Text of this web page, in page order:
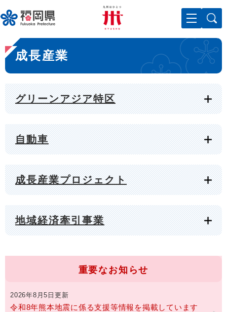
ー
ジ
先
頭
で
。
メニューを飛ばして本文へ
本
文
成長産業
グリーンアジア特区
自動車
成長産業プロジェクト
地域経済牽引事業
重要なお知らせ
2026年8月5日更新
令和8年熊本地震に係る支援等情報を掲載しています